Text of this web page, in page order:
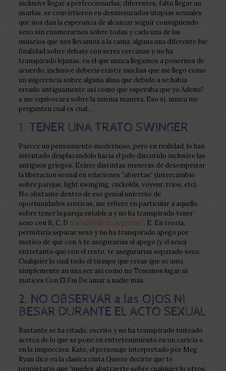
inclusive llegar a perfeccionarlas; diferentes, falto llegar an
usarlas, se convirtieron en desmesurados utopias sexuales
que nos dan la esperanza de alcanzar seguir consiguiendo
sexo sin enamorarnos sobre todas y cada una de las
usuarios que nos llevamos a la cama; alguna una diferente fue
finalidad sobre debate con seres cercanas y no ha
transpirado lejanas, en el que nunca llegamos a ponernos de
acuerdo; inclusive deberia existir muchas que me llego como
un sugerencia sobre alguna alma que debido a se habia
errado antiguamente asi­ como que esperaba que yo Ademi?
s me equivocara sobre la misma manera. Eso si, nunca me
pregunten cual es cual…
1. TENER UNA TRATO SWINGER
Parece un pensamiento modernoso, pero en realidad, lo han
intentado desplazandolo hacia el pelo discutido inclusive las
antiguos griegos. Existe distintas maneras de desempei±ar
la liberacion sexual en relaciones “abiertas” (intercambio
sobre parejas, light swinging, cuckolds, voyeur, trios, etc).
No obstante dentro de ese genial universo de
oportunidades eroticas, me refiero en particular a aquello
sobre tener la pareja estable a y no ha transpirado tener
sexo con B, C, D friendfinderx es gratis?, E. En teoria,
permitiria separar sexo y no ha transpirado apego por
motivo de que con A te asegurarias el apego (y el sexo)
entretanto que con el resto, te asegurarias separado sexo.
Cualquier lo cual todo el tiempo que creas que se ama
simplemente an una ser asi­ como no Tenemos lugar ni
matices Con El Fin De amar a nadie mas.
2. NO OBSERVAR a las OJOS NI
BESAR DURANTE EL ACTO SEXUAL
Bastante se ha citado, escrito y no ha transpirado tuiteado
acerca de lo que se pone en entretenimiento en un caricia o
en la inspeccion. Kate, el personaje interpretado por Meg
Ryan dice en la clasica cinta Quiero decirte que te
propietario que “puedes abstraerte sobre cualquier lo otros,